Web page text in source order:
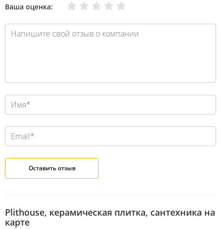
Ваша оценка: Отлично
Хорошо
Нормально
Плохо
Очень плохо
Plithouse, керамическая плитка, сантехника на
карте